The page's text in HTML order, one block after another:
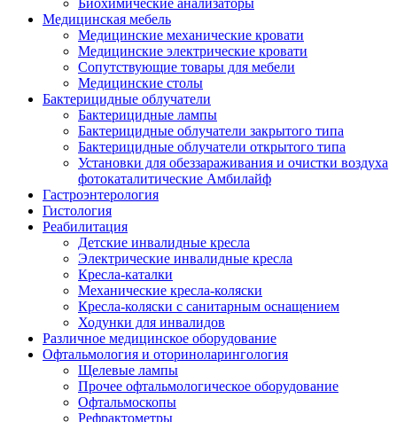
Медицинская мебель
Медицинские механические кровати
Медицинские электрические кровати
Сопутствующие товары для мебели
Медицинские столы
Бактерицидные облучатели
Бактерицидные лампы
Бактерицидные облучатели закрытого типа
Бактерицидные облучатели открытого типа
Установки для обеззараживания и очистки воздуха
фотокаталитические Амбилайф
Гастроэнтерология
Гистология
Реабилитация
Детские инвалидные кресла
Электрические инвалидные кресла
Кресла-каталки
Механические кресла-коляски
Кресла-коляски с санитарным оснащением
Ходунки для инвалидов
Различное медицинское оборудование
Офтальмология и оториноларингология
Щелевые лампы
Прочее офтальмологическое оборудование
Офтальмоскопы
Рефрактометры